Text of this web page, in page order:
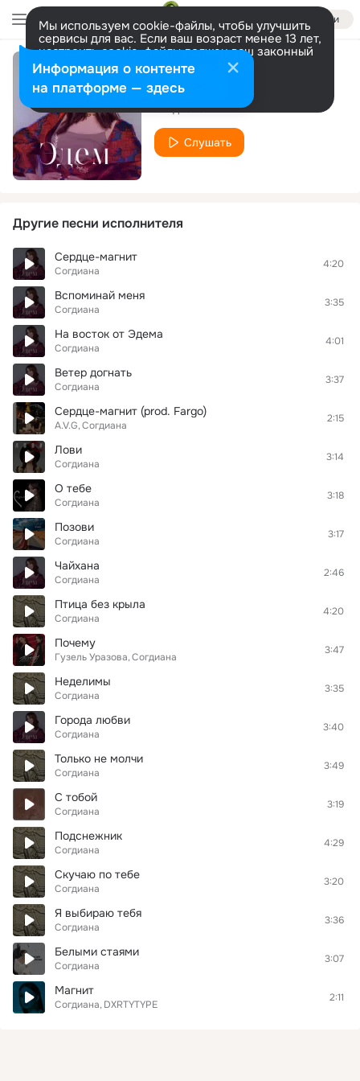
Войти
Мы используем cookie-файлы, чтобы улучшить
сервисы для вас. Если ваш возраст менее 13 лет,
настроить cookie-файлы должен ваш законный
представитель. Больше информации
Разрешить все Настроить
Синее небо
Согдиана
Слушать
Другие песни исполнителя
Сердце-магнит
Согдиана
4:20
Вспоминай меня
Согдиана
3:35
На восток от Эдема
Согдиана
4:01
Ветер догнать
Согдиана
3:37
Сердце-магнит (prod. Fargo)
A.V.G Согдиана
2:15
Лови
Согдиана
3:14
О тебе
Согдиана
3:18
Позови
Согдиана
3:17
Чайхана
Согдиана
2:46
Птица без крыла
Согдиана
4:20
Почему
Гузель Уразова Согдиана
3:47
Неделимы
Согдиана
3:35
Города любви
Согдиана
3:40
Только не молчи
Согдиана
3:49
С тобой
Согдиана
3:19
Подснежник
Согдиана
4:29
Скучаю по тебе
Согдиана
3:20
Я выбираю тебя
Согдиана
3:36
Белыми стаями
Согдиана
3:07
Магнит
Согдиана DXRTYTYPE
2:11
Информация о контенте
на платформе — здесь